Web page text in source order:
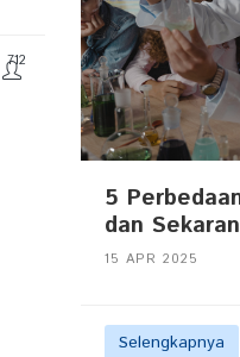
712
5
dan
15 APR 2025
Selengkapnya